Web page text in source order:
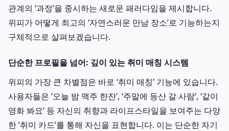
관계의 ‘과정’을 중시하는 새로운 패러다임을 제시합니다.
위피가 어떻게 최고의 ‘자연스러운 만남 장소’로 기능하는지
구체적으로 살펴보겠습니다.
단순한 프로필을 넘어: 깊이 있는 취미 매칭 시스템
위피의 가장 큰 차별점은 바로 ‘취미 매칭’ 기능에 있습니다.
사용자들은 ‘오늘 밤 맥주 한잔’, ‘주말에 등산 갈 사람’, ‘같이
영화 봐요’ 등 자신의 취향과 라이프스타일을 보여주는 다양
한 ‘취미 카드’를 통해 자신을 표현합니다. 이는 단순한 자기